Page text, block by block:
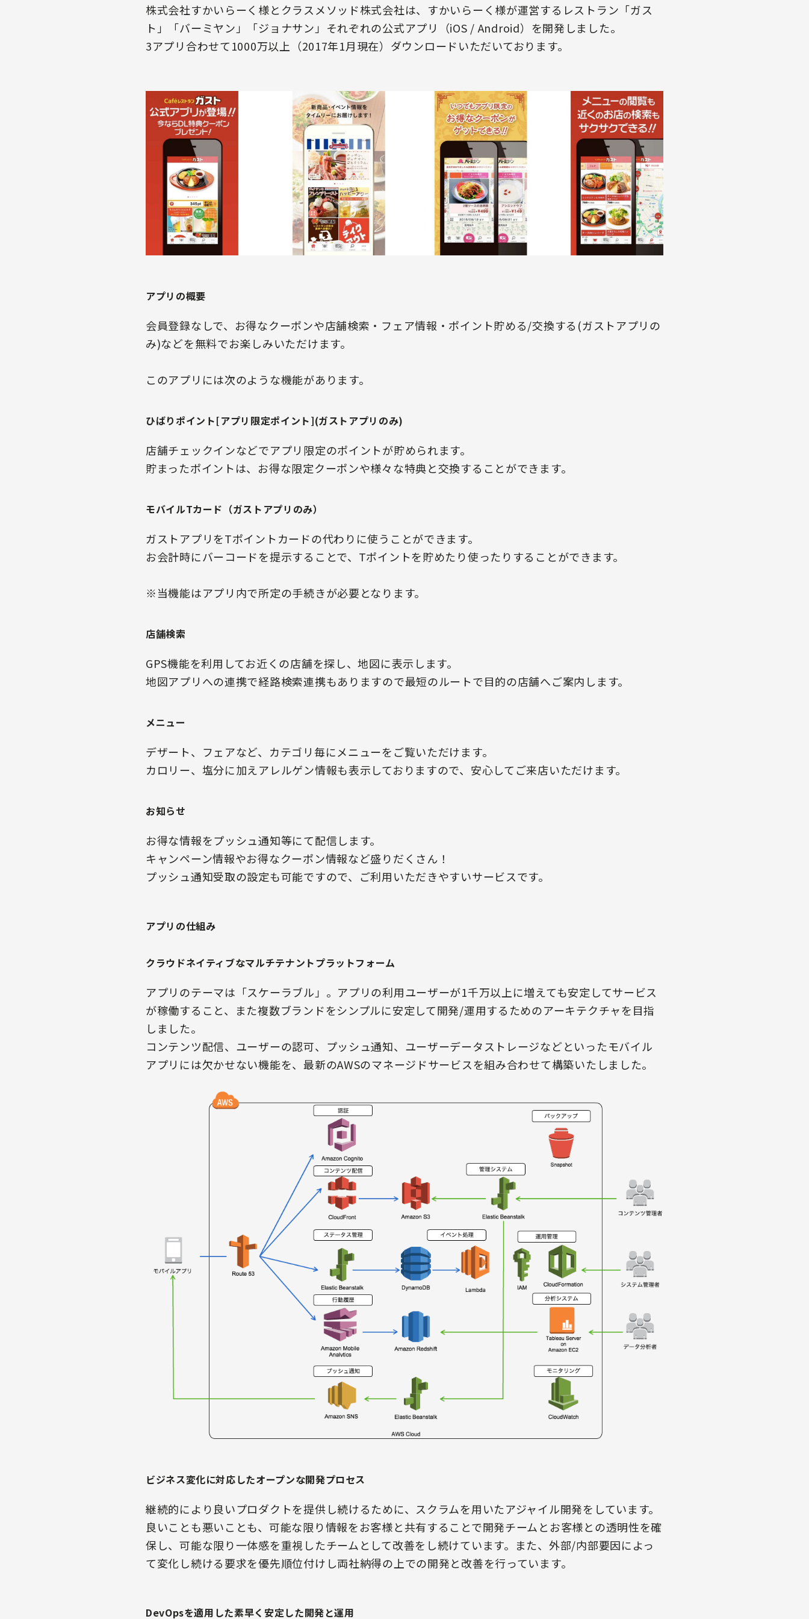
株式会社すかいらーく様とクラスメソッド株式会社は、すかいらーく様が運営するレストラン「ガス
ト」「バーミヤン」「ジョナサン」それぞれの公式アプリ（iOS / Android）を開発しました。
3アプリ合わせて1000万以上（2017年1月現在）ダウンロードいただいております。
アプリの概要
会員登録なしで、お得なクーポンや店舗検索・フェア情報・ポイント貯める/交換する(ガストアプリの
み)などを無料でお楽しみいただけます。
このアプリには次のような機能があります。
ひばりポイント[アプリ限定ポイント](ガストアプリのみ)
店舗チェックインなどでアプリ限定のポイントが貯められます。
貯まったポイントは、お得な限定クーポンや様々な特典と交換することができます。
モバイルTカード（ガストアプリのみ）
ガストアプリをTポイントカードの代わりに使うことができます。
お会計時にバーコードを提示することで、Tポイントを貯めたり使ったりすることができます。
※当機能はアプリ内で所定の手続きが必要となります。
店舗検索
GPS機能を利用してお近くの店舗を探し、地図に表示します。
地図アプリへの連携で経路検索連携もありますので最短のルートで目的の店舗へご案内します。
メニュー
デザート、フェアなど、カテゴリ毎にメニューをご覧いただけます。
カロリー、塩分に加えアレルゲン情報も表示しておりますので、安心してご来店いただけます。
お知らせ
お得な情報をプッシュ通知等にて配信します。
キャンペーン情報やお得なクーポン情報など盛りだくさん！
プッシュ通知受取の設定も可能ですので、ご利用いただきやすいサービスです。
アプリの仕組み
クラウドネイティブなマルチテナントプラットフォーム
アプリのテーマは「スケーラブル」。アプリの利用ユーザーが1千万以上に増えても安定してサービス
が稼働すること、また複数ブランドをシンプルに安定して開発/運用するためのアーキテクチャを目指
しました。
コンテンツ配信、ユーザーの認可、プッシュ通知、ユーザーデータストレージなどといったモバイル
アプリには欠かせない機能を、最新のAWSのマネージドサービスを組み合わせて構築いたしました。
ビジネス変化に対応したオープンな開発プロセス
継続的により良いプロダクトを提供し続けるために、スクラムを用いたアジャイル開発をしています。
良いことも悪いことも、可能な限り情報をお客様と共有することで開発チームとお客様との透明性を確
保し、可能な限り一体感を重視したチームとして改善をし続けています。また、外部/内部要因によっ
て変化し続ける要求を優先順位付けし両社納得の上での開発と改善を行っています。
DevOpsを適用した素早く安定した開発と運用